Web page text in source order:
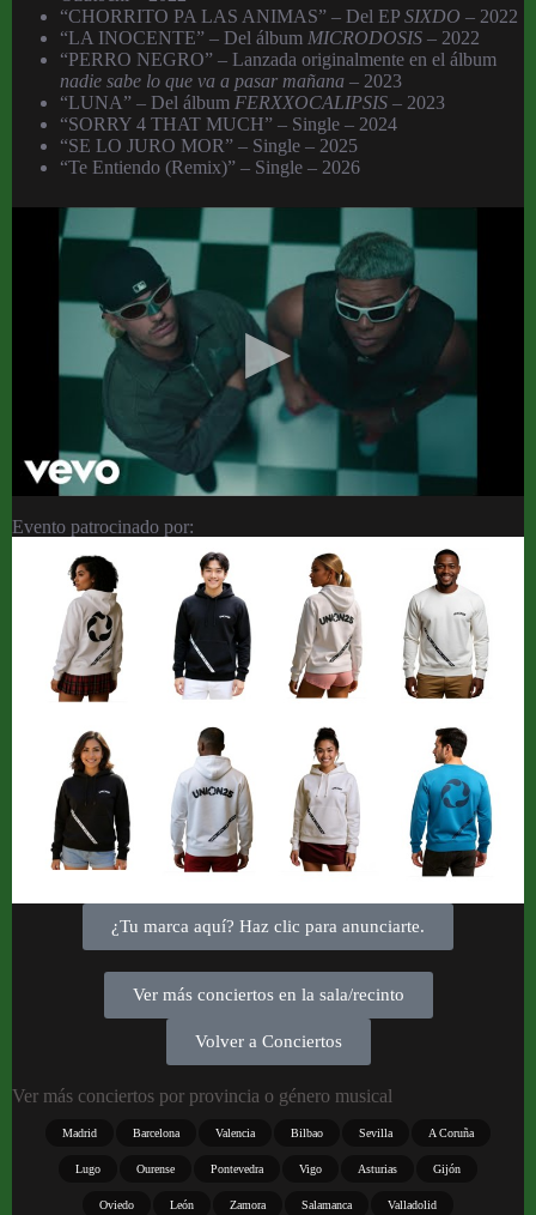
“CHORRITO PA LAS ANIMAS” – Del EP SIXDO – 2022
“LA INOCENTE” – Del álbum MICRODOSIS – 2022
“PERRO NEGRO” – Lanzada originalmente en el álbum
nadie sabe lo que va a pasar mañana – 2023
“LUNA” – Del álbum FERXXOCALIPSIS – 2023
“SORRY 4 THAT MUCH” – Single – 2024
“SE LO JURO MOR” – Single – 2025
“Te Entiendo (Remix)” – Single – 2026
Evento patrocinado por:
¿Tu marca aquí? Haz clic para anunciarte.
Ver más conciertos en la sala/recinto
Volver a Conciertos
Ver más conciertos por provincia o género musical
Madrid Barcelona Valencia Bilbao Sevilla A Coruña
Lugo Ourense Pontevedra Vigo Asturias Gijón
Oviedo León Zamora Salamanca Valladolid